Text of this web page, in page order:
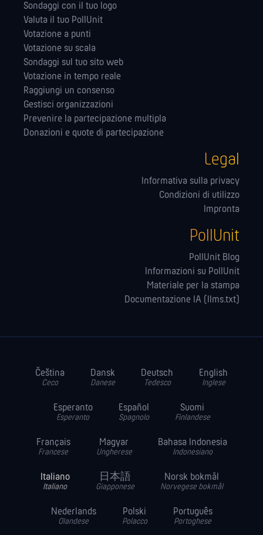
Sondaggi con il tuo logo
Valuta il tuo PollUnit
Votazione a punti
Votazione su scala
Sondaggi sul tuo sito web
Votazione in tempo reale
Raggiungi un consenso
Gestisci organizzazioni
Prevenire la partecipazione multipla
Donazioni e quote di partecipazione
Legal
Informativa sulla privacy
Condizioni di utilizzo
Impronta
PollUnit
PollUnit Blog
Informazioni su PollUnit
Materiale per la stampa
Documentazione IA (llms.txt)
Čeština
Ceco
Dansk
Danese
Deutsch
Tedesco
English
Inglese
Esperanto
Esperanto
Español
Spagnolo
Suomi
Finlandese
Français
Francese
Magyar
Ungherese
Bahasa Indonesia
Indonesiano
Italiano
Italiano
日本語
Giapponese
Norsk bokmål
Norvegese bokmål
Nederlands
Olandese
Polski
Polacco
Português
Portoghese